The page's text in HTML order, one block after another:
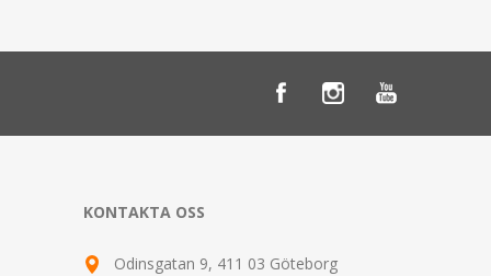
KONTAKTA OSS
Odinsgatan 9, 411 03 Göteborg